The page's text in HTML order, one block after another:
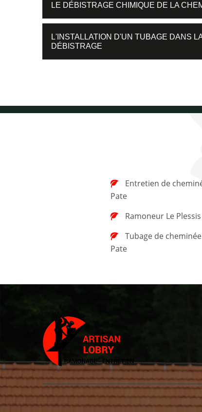
LE DÉBISTRAGE CHIMIQUE DE LA
L'INSTALLATION D'UN TUBAGE DANS
DÉBISTRAGE
Pate
Ramoneur Le
Pate